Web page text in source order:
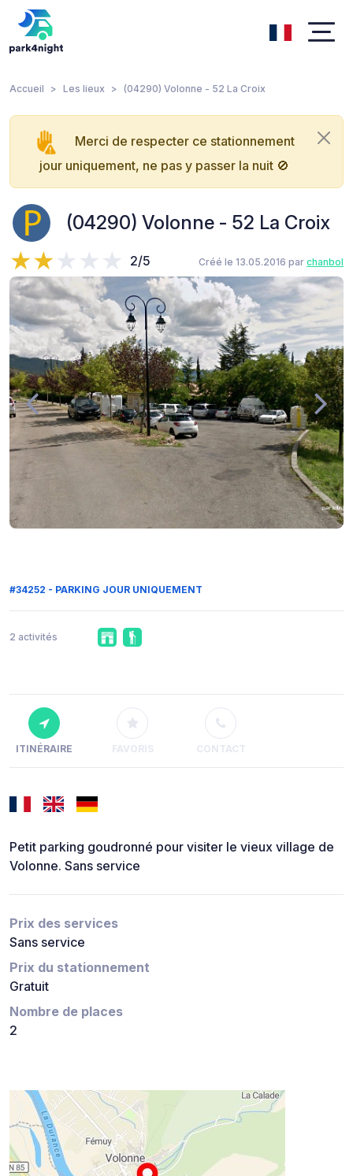
Accueil Les lieux (04290) Volonne - 52 La Croix
Merci de respecter ce stationnement
jour uniquement, ne pas y passer la nuit 🚫
(04290) Volonne - 52 La Croix
2/5 Créé le 13.05.2016 par chanbol
#34252 - PARKING JOUR UNIQUEMENT
2 activités
ITINÉRAIRE FAVORIS CONTACT
Petit parking goudronné pour visiter le vieux village de
Volonne. Sans service
Prix des services
Sans service
Prix du stationnement
Gratuit
Nombre de places
2